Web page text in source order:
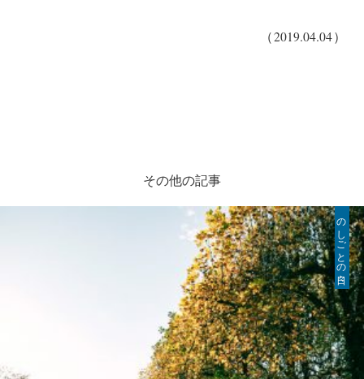
（2019.04.04）
その他の記事
のしごとの日々